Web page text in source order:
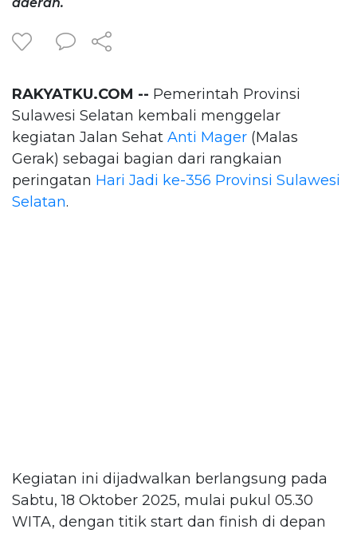
RAKYATKU.COM -- Pemerintah Provinsi
Sulawesi Selatan kembali menggelar
kegiatan Jalan Sehat Anti Mager (Malas
Gerak) sebagai bagian dari rangkaian
peringatan Hari Jadi ke-356 Provinsi Sulawesi
Selatan.
Kegiatan ini dijadwalkan berlangsung pada
Sabtu, 18 Oktober 2025, mulai pukul 05.30
WITA, dengan titik start dan finish di depan